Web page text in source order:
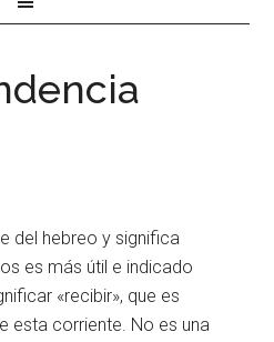
del hebreo y significa
es más útil e indicado
«recibir», que es
esta corriente. No es una